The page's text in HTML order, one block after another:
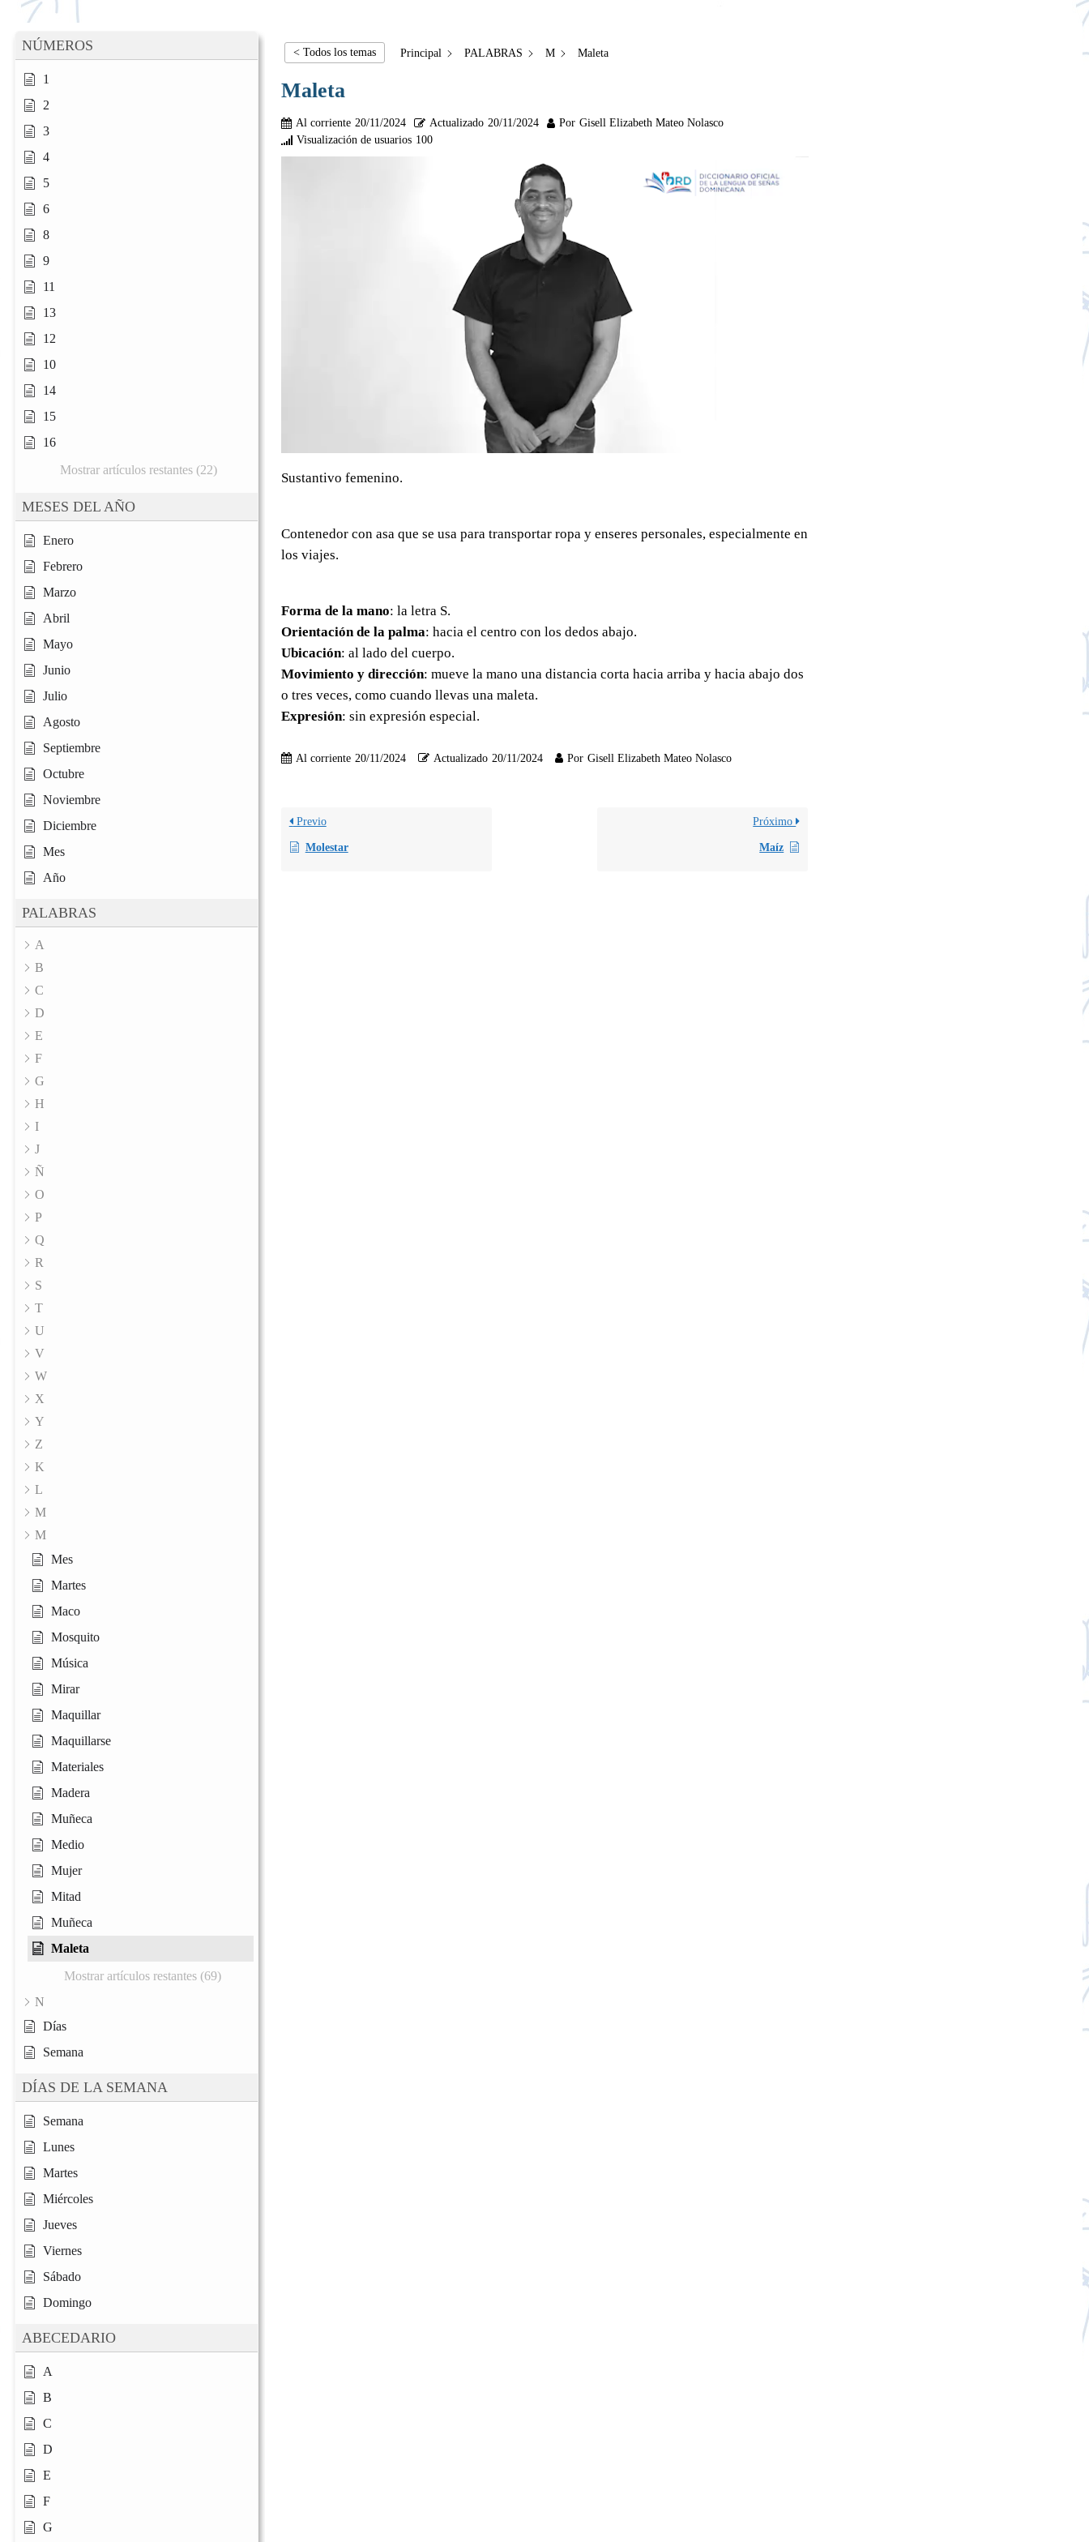
NÚMEROS
1
2
3
4
5
6
8
9
11
13
12
10
14
15
16
Mostrar artículos restantes (22)
MESES DEL AÑO
Enero
Febrero
Marzo
Abril
Mayo
Junio
Julio
Agosto
Septiembre
Octubre
Noviembre
Diciembre
Mes
Año
PALABRAS
A
B
C
D
E
F
G
H
I
J
Ñ
O
P
Q
R
S
T
U
V
W
X
Y
Z
K
L
M
M
Mes
Martes
Maco
Mosquito
Música
Mirar
Maquillar
Maquillarse
Materiales
Madera
Muñeca
Medio
Mujer
Mitad
Muñeca
Maleta
Mostrar artículos restantes (69)
N
Días
Semana
DÍAS DE LA SEMANA
Semana
Lunes
Martes
Miércoles
Jueves
Viernes
Sábado
Domingo
ABECEDARIO
A
B
C
D
E
F
G
< Todos los temas Principal PALABRAS M Maleta
Maleta
Al corriente 20/11/2024 Actualizado 20/11/2024 Por Gisell Elizabeth Mateo Nolasco
Visualización de usuarios 100
Sustantivo femenino.
Contenedor con asa que se usa para transportar ropa y enseres personales, especialmente en
los viajes.
Forma de la mano: la letra S.
Orientación de la palma: hacia el centro con los dedos abajo.
Ubicación: al lado del cuerpo.
Movimiento y dirección: mueve la mano una distancia corta hacia arriba y hacia abajo dos
o tres veces, como cuando llevas una maleta.
Expresión: sin expresión especial.
Al corriente 20/11/2024 Actualizado 20/11/2024 Por Gisell Elizabeth Mateo Nolasco
Previo
Molestar
Próximo
Maíz